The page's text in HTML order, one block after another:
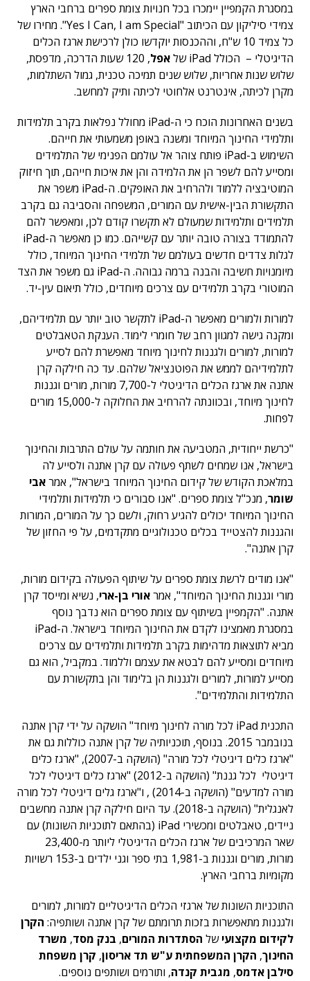
במסגרת הקמפיין יימכרו בכל חנויות צומת ספרים ברחבי הארץ
צמידי סיליקון עם הכיתוב "Yes I Can, I am Special". מחירו של
כל צמיד 10 ש"ח, וההכנסות יוקדשו כולן לרכישת ארגז הכלים
הדיגיטלי – הכולל iPad של
אפל
, 120 שעות הדרכה, מדפסת,
שלוש שנות אחריות, שלוש שנים תמיכה טכנית, גמול השתלמות,
מקרן לכיתה, אינטרנט אלחוטי לכיתה ותיק למחשב.
בשנים האחרונות הוכח כי ה-iPad מחולל נפלאות בקרב תלמידות
ותלמידי החינוך המיוחד ומשנה באופן משמעותי את חייהם.
השימוש ב-iPad פותח צוהר אל עולמם הפנימי של התלמידים
ומסייע להם לשפר הן את הלמידה והן את איכות חייהם, תוך חיזוק
המוטיבציה ללמוד ולהרחיב את האופקים. ה-iPad משפר את
התקשורת הבין-אישית עם המורים, המשפחה והסביבה גם בקרב
תלמידים ותלמידות שמעולם לא תקשרו קודם לכן, ומאפשר להם
להתמודד בצורה טובה יותר עם קשייהם. כמו כן מאפשר ה-iPad
לגלות צדדים חדשים בעולמם של תלמידי החינוך המיוחד, כולל
מיומנויות חשיבה והבנה ברמה גבוהה. ה-iPad גם משפר את הצד
המוטורי בקרב תלמידים עם צרכים מיוחדים, כולל תיאום עין-יד.
למורות ולמורים מאפשר ה-iPad לתקשר טוב יותר עם תלמידיהם,
ומקנה גישה למגוון רחב של חומרי לימוד. הענקת הטאבלטים
למורות, למורים ולגננות לחינוך מיוחד מאפשרת להם לסייע
לתלמידיהם לממש את הפוטנציאל שלהם. עד כה חילקה קרן
אתנה את ארגז הכלים הדיגיטלי ל-7,700 מורות, מורים וגננות
לחינוך מיוחד, ובכוונתה להרחיב את החלוקה ל-15,000 מורים
לפחות.
"כרשת ייחודית, המטביעה את חותמה על עולם התרבות והחינוך
בישראל, אנו שמחים לשתף פעולה עם קרן אתנה ולסייע לה
במלאכת הקודש של קידום החינוך המיוחד בישראל", אמראבי
שומר, מנכ"ל צומת ספרים. "אנו סבורים כי תלמידות ותלמידי
החינוך המיוחד יכולים להגיע רחוק, ולשם כך על המורים, המורות
והגננות להצטייד בכלים טכנולוגיים מתקדמים, על פי החזון של
קרן אתנה".
"אנו מודים לרשת צומת ספרים על שיתוף הפעולה בקידום מורות,
מורי וגננות החינוך המיוחד", אמראורי בן-ארי, נשיא ומייסד קרן
אתנה. "הקמפיין בשיתוף עם צומת ספרים הוא נדבך נוסף
במסגרת מאמצינו לקדם את החינוך המיוחד בישראל. ה-iPad
מביא לתוצאות מדהימות בקרב תלמידות ותלמידים עם צרכים
מיוחדים ומסייע להם לבטא את עצמם וללמוד. במקביל, הוא גם
מסייע למורות, למורים ולגננות הן בלימוד והן בתקשורת עם
התלמידות והתלמידים".
התכנית iPad לכל מורה לחינוך מיוחד" הושקה על ידי קרן אתנה
בנובמבר 2015. בנוסף, תוכניותיה של קרן אתנה כוללות גם את
"ארגז כלים דיגיטלי לכל מורה" (הושקה ב-2007), "ארגז כלים
דיגיטלי לכל גננת" (הושקה ב-2012) "ארגז כלים דיגיטלי לכל
מורה למדעים" (הושקה ב-2014) , ו"ארגז גלים דיגיטלי לכל מורה
לאנגלית" (הושקה ב-2018). עד היום חילקה קרן אתנה מחשבים
ניידים, טאבלטים ומכשירי iPad (בהתאם לתוכניות השונות) עם
שאר המרכיבים של ארגז הכלים הדיגיטלי ליותר מ-23,400
מורות, מורים וגננות ב-1,981 בתי ספר וגני ילדים ב-153 רשויות
מקומיות ברחבי הארץ.
התוכניות השונות של ארגזי הכלים הדיגיטליים למורות, למורים
ולגננות מתאפשרות בזכות תרומתם של קרן אתנה ושותפיה: הקרן
לקידום מקצועישל הסתדרות המורים, בנק מסד, משרד
החינוך, הקרן המשפחתית ע"ש תד אריסון, קרן משפחת
סילבן אדמס, מגבית קנדה, ותורמים ושותפים נוספים.